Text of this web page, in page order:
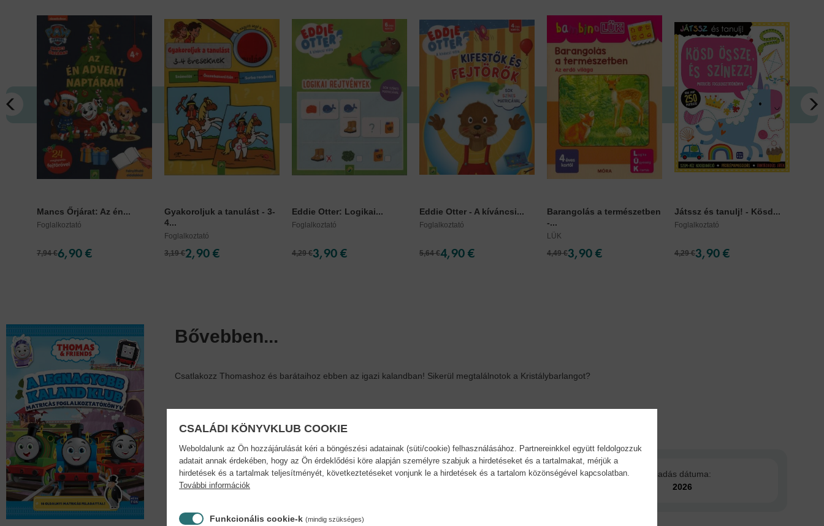
Mancs Őrjárat: Az én...
Foglalkoztató
7,94 €6,90 €
Gyakoroljuk a tanulást - 3-
4...
Foglalkoztató
3,19 €2,90 €
Eddie Otter: Logikai...
Foglalkoztató
4,29 €3,90 €
Eddie Otter - A kíváncsi...
Foglalkoztató
5,64 €4,90 €
Barangolás a természetben
-...
LÜK
4,49 €3,90 €
Játssz és tanulj! - Kösd...
Foglalkoztató
4,29 €3,90 €
Bővebben...
Csatlakozz Thomashoz és barátaihoz ebben az igazi kalandban! Sikerül megtalálnotok a Kristálybarlangot?
Adatok
Kötésmód:
Oldalszám:
Kiadás dátuma:
2026
CSALÁDI KÖNYVKLUB COOKIE
Weboldalunk az Ön hozzájárulását kéri a böngészési adatainak (süti/cookie) felhasználásához. Partnereinkkel együtt feldolgozzuk
adatait annak érdekében, hogy az Ön érdeklődési köre alapján személyre szabjuk a hirdetéseket és a tartalmakat, mérjük a
hirdetések és a tartalmak teljesítményét, következtetéseket vonjunk le a hirdetések és a tartalom közönségével kapcsolatban.
További információk
Funkcionális cookie-k (mindig szükséges)